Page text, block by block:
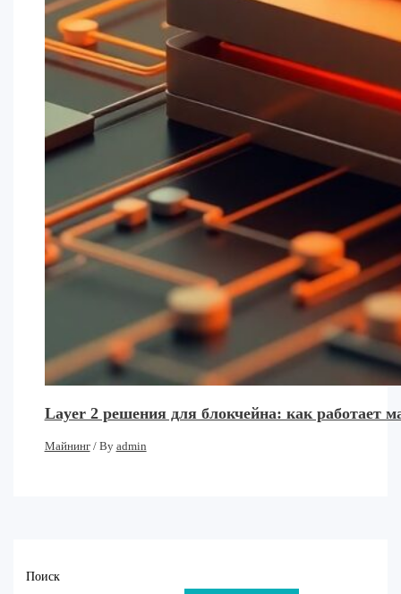
Layer 2 решения для блокчейна: как работает
Майнинг/ By admin
Поиск